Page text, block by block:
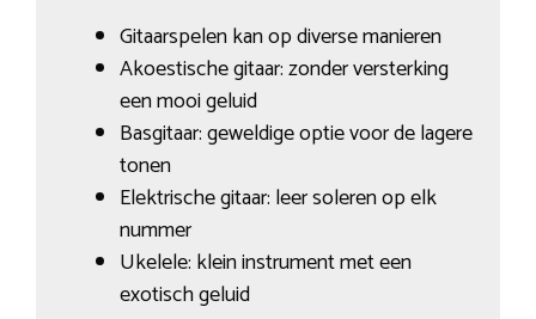
Gitaarspelen kan op diverse manieren
Akoestische gitaar: zonder versterking
een mooi geluid
Basgitaar: geweldige optie voor de lagere
tonen
Elektrische gitaar: leer soleren op elk
nummer
Ukelele: klein instrument met een
exotisch geluid